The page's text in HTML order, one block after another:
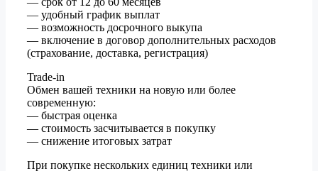
— удобный график выплат
— возможность досрочного выкупа
— включение в договор дополнительных расходов
(страхование, доставка, регистрация)
Trade-in
Обмен вашей техники на новую или более
современную:
— быстрая оценка
— стоимость засчитывается в покупку
— снижение итоговых затрат
При покупке нескольких единиц техники или